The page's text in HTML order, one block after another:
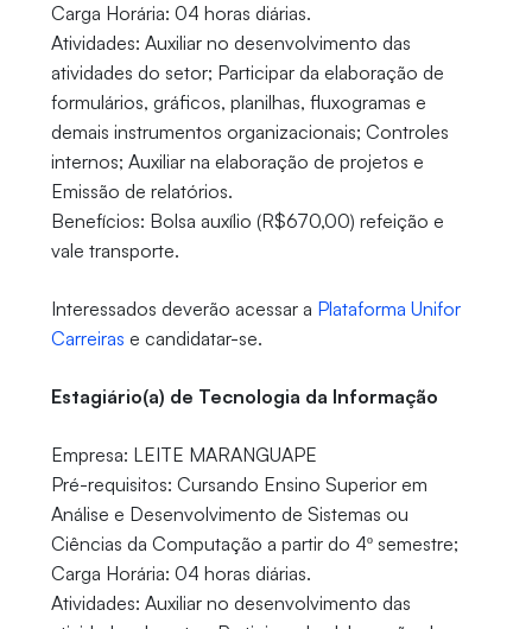
Carga Horária: 04 horas diárias.
Atividades: Auxiliar no desenvolvimento das
atividades do setor; Participar da elaboração de
formulários, gráficos, planilhas, fluxogramas e
demais instrumentos organizacionais; Controles
internos; Auxiliar na elaboração de projetos e
Emissão de relatórios.
Benefícios: Bolsa auxílio (R$670,00) refeição e
vale transporte.
Interessados deverão acessar a Plataforma Unifor
Carreiras e candidatar-se.
Estagiário(a) de Tecnologia da Informação
Empresa: LEITE MARANGUAPE
Pré-requisitos: Cursando Ensino Superior em
Análise e Desenvolvimento de Sistemas ou
Ciências da Computação a partir do 4º semestre;
Carga Horária: 04 horas diárias.
Atividades: Auxiliar no desenvolvimento das